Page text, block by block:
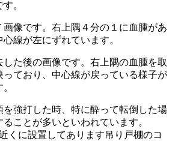
。
画像です。右上隅４分の１に血腫があ
線が左にずれています。
た後の画像です。右上隅の血腫を取
っており、中心線が戻っている様子が
を強打した時、特に酔って転倒した場
ことが多いといわれています。
くに設置してあります吊り戸棚のコ